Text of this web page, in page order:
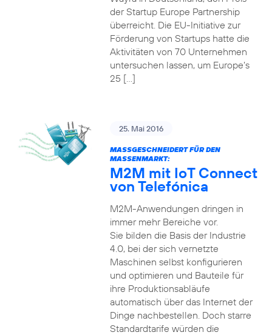
der Startup Europe Partnership
überreicht. Die EU-Initiative zur
Förderung von Startups hatte die
Aktivitäten von 70 Unternehmen
untersuchen lassen, um Europe’s
25 […]
25. Mai 2016
MASSGESCHNEIDERT FÜR DEN M
ASSENMARKT:
M2M mit IoT Connect
von Telefónica
M2M-Anwendungen dringen in
immer mehr Bereiche vor.
Sie bilden die Basis der Industrie
4.0, bei der sich vernetzte
Maschinen selbst konfigurieren
und optimieren und Bauteile für
ihre Produktionsabläufe
automatisch über das Internet der
Dinge nachbestellen. Doch starre
Standardtarife würden die